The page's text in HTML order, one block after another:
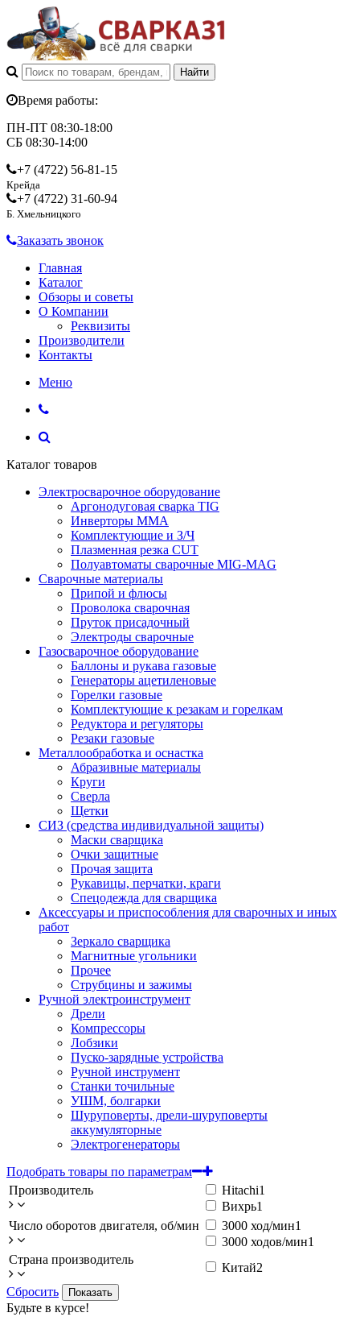
Время работы:
ПН-ПТ 08:30-18:00
СБ 08:30-14:00
+7 (4722) 56-81-15
Крейда
+7 (4722) 31-60-94
Б. Хмельницкого
Заказать звонок
Главная
Каталог
Обзоры и советы
О Компании
Реквизиты
Производители
Контакты
Меню
Каталог товаров
Электросварочное оборудование
Аргонодуговая сварка TIG
Инверторы ММА
Комплектующие и З/Ч
Плазменная резка CUT
Полуавтоматы сварочные MIG-MAG
Сварочные материалы
Припой и флюсы
Проволока сварочная
Пруток присадочный
Электроды сварочные
Газосварочное оборудование
Баллоны и рукава газовые
Генераторы ацетиленовые
Горелки газовые
Комплектующие к резакам и горелкам
Редуктора и регуляторы
Резаки газовые
Металлообработка и оснастка
Абразивные материалы
Круги
Сверла
Щетки
СИЗ (средства индивидуальной защиты)
Маски сварщика
Очки защитные
Прочая защита
Рукавицы, перчатки, краги
Спецодежда для сварщика
Аксессуары и приспособления для сварочных и иных
работ
Зеркало сварщика
Магнитные угольники
Прочее
Струбцины и зажимы
Ручной электроинструмент
Дрели
Компрессоры
Лобзики
Пуско-зарядные устройства
Ручной инструмент
Станки точильные
УШМ, болгарки
Шуруповерты, дрели-шуруповерты
аккумуляторные
Электрогенераторы
Подобрать товары по параметрам
Производитель
Hitachi1
Вихрь1
Число оборотов двигателя, об/мин
3000 ход/мин1
3000 ходов/мин1
Страна производитель
Китай2
Сбросить
Показать
Будьте в курсе!